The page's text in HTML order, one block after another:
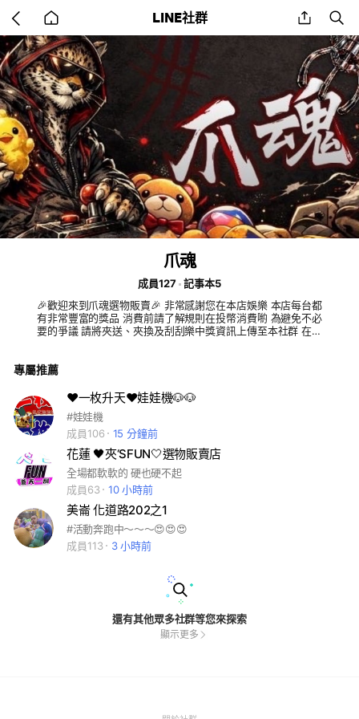
back
to
home
LINE社群 share
爪魂
成員127
記事本5
🎉歡迎來到爪魂選物販賣🎉 非常感謝您在本店娛樂 本店每台都
有非常豐富的獎品 消費前請了解規則在投幣消費喲 為避免不必
要的爭議 請將夾送、夾換及刮刮樂中獎資訊上傳至本社群 在遊
專屬推薦
❤️一枚升天❤️娃娃機🐶🐶
#娃娃機
成員106
15 分鐘前
花蓮 🖤夾‘SFUN🤍選物販賣店
全場都軟軟的 硬也硬不起
成員63
10 小時前
美崙 化道路202之1
#活動奔跑中～～～😍😍😍
成員113
3 小時前
還有其他眾多社群等您來探索
顯示更多